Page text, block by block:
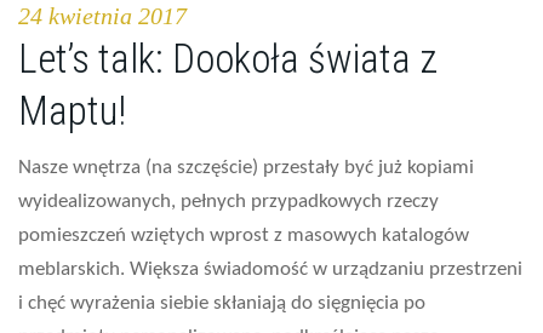
24 kwietnia 2017
Let’s talk: Dookoła świata z
Maptu!
Nasze wnętrza (na szczęście) przestały być już kopiami
wyidealizowanych, pełnych przypadkowych rzeczy
pomieszczeń wziętych wprost z masowych katalogów
meblarskich. Większa świadomość w urządzaniu przestrzeni
i chęć wyrażenia siebie skłaniają do sięgnięcia po